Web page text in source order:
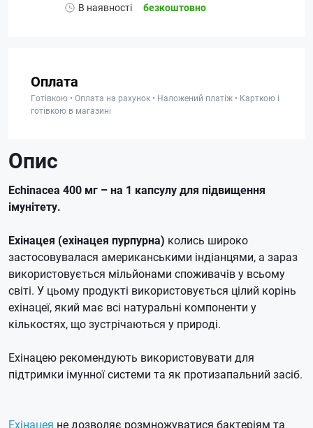
В наявності безкоштовно
Оплата
Готівкою • Оплата на рахунок • Наложений платіж • Карткою і
готівкою в магазині
Опис
Echinacea 400 мг – на 1 капсулу для підвищення
імунітету.
Ехінацея (ехінацея пурпурна) колись широко
застосовувалася американськими індіанцями, а зараз
використовується мільйонами споживачів у всьому
світі. У цьому продукті використовується цілий корінь
ехінацеї, який має всі натуральні компоненти у
кількостях, що зустрічаються у природі.
Ехінацею рекомендують використовувати для
підтримки імунної системи та як протизапальний засіб.
Ехінацея не дозволяє розмножуватися бактеріям та